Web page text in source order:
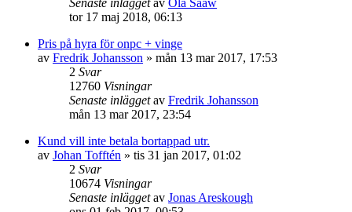
Senaste inläggetav Ola Sääw
tor 17 maj 2018, 06:13
Pris på hyra för onpc + vinge
av Fredrik Johansson » mån 13 mar 2017, 17:53
2 Svar
12760 Visningar
Senaste inläggetav Fredrik Johansson
mån 13 mar 2017, 23:54
Kund vill inte betala bortappad utr.
av Johan Tofftén » tis 31 jan 2017, 01:02
2 Svar
10674 Visningar
Senaste inläggetav Jonas Areskough